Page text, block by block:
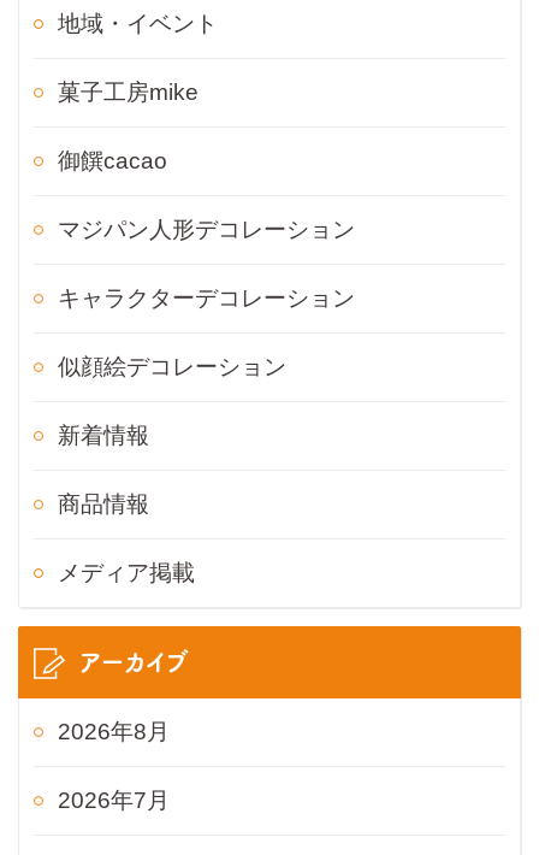
地域・イベント
菓子工房mike
御饌cacao
マジパン人形デコレーション
キャラクターデコレーション
似顔絵デコレーション
新着情報
商品情報
メディア掲載
アーカイブ
2026年8月
2026年7月